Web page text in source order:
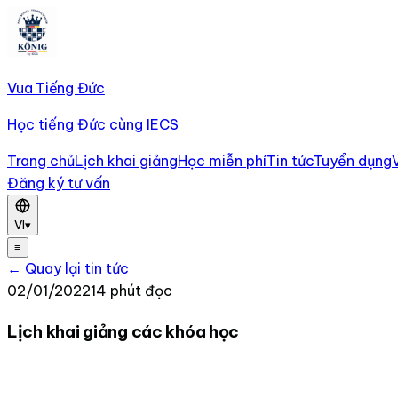
Vua Tiếng Đức
Học tiếng Đức cùng IECS
Trang chủLịch khai giảngHọc miễn phíTin tứcTuyển dụng
Đăng ký tư vấn
VI▾
≡
← Quay lại tin tức
02/01/202214 phút đọc
Lịch khai giảng các khóa học